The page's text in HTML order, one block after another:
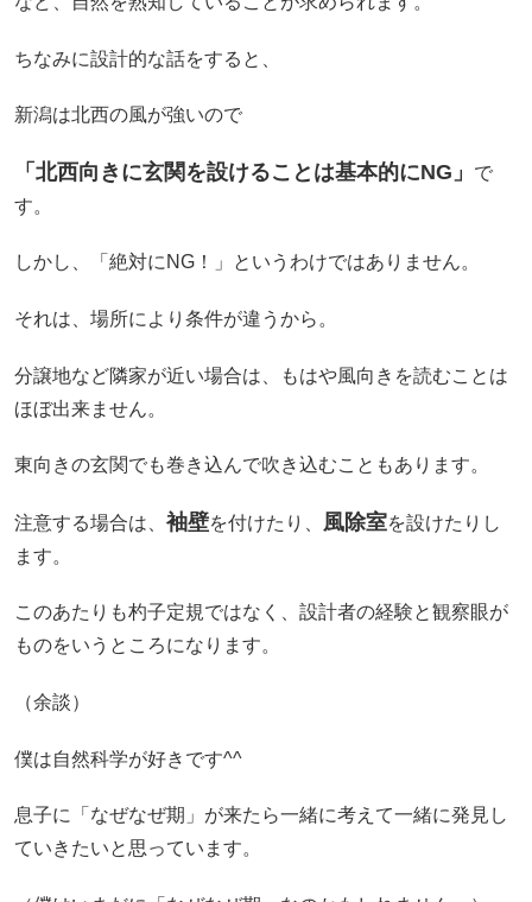
ちなみに設計的な話をすると、
新潟は北西の風が強いので
「北西向きに玄関を設けることは基本的にNG」
で
す。
しかし、「絶対にNG！」というわけではありません。
それは、場所により条件が違うから。
分譲地など隣家が近い場合は、もはや風向きを読むことは
ほぼ出来ません。
東向きの玄関でも巻き込んで吹き込むこともあります。
注意する場合は、 袖壁を付けたり、 風除室を設けたりし
ます。
このあたりも杓子定規ではなく、設計者の経験と観察眼が
ものをいうところになります。
（余談）
僕は自然科学が好きです^^
息子に「なぜなぜ期」が来たら一緒に考えて一緒に発見し
ていきたいと思っています。